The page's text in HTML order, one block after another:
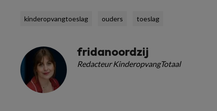
kinderopvangtoeslag ouders toeslag
fridanoordzij
Redacteur KinderopvangTotaal